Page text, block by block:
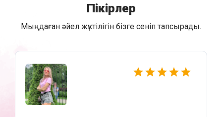
Пікірлер
Мыңдаған әйел жүктілігін бізге сеніп тапсырады.